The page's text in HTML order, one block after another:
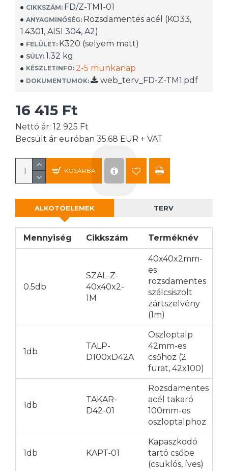
CIKKSZÁM: FD/Z-TM1-01
ANYAGMINŐSÉG: Rozsdamentes acél (KO33,
1.4301, AISI 304, A2)
FELÜLET: K320 (selyem matt)
SÚLY: 1.32 kg
KÉSZLETINFÓ: 2-5 munkanap
DOKUMENTUMOK: web_terv_FD-Z-TM1.pdf
16 415 Ft
Nettó ár: 12 925 Ft
Becsült ár euróban 35.68 EUR + VAT
KOSÁRBA
ALKOTÓELEMEK TERV
Mennyiség Cikkszám Terméknév
0.5db
SZAL-Z-
40x40x2-
1M
40x40x2mm-
es
rozsdamentes
szálcsiszolt
zártszelvény
(1m)
1db
TALP-
D100xD42A
Oszloptalp
42mm-es
csőhöz (2
furat, 42x100)
1db
TAKAR-
D42-01
Rozsdamentes
acél takaró
100mm-es
oszloptalphoz
1db KAPT-01
Kapaszkodó
tartó csőbe
(csuklós, íves)